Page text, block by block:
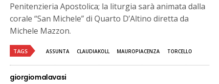
Penitenzieria Apostolica; la liturgia sarà animata dalla
corale “San Michele” di Quarto D’Altino diretta da
Michele Mazzon.
TAGS ASSUNTA CLAUDIAKOLL MAUROPIACENZA TORCELLO
giorgiomalavasi